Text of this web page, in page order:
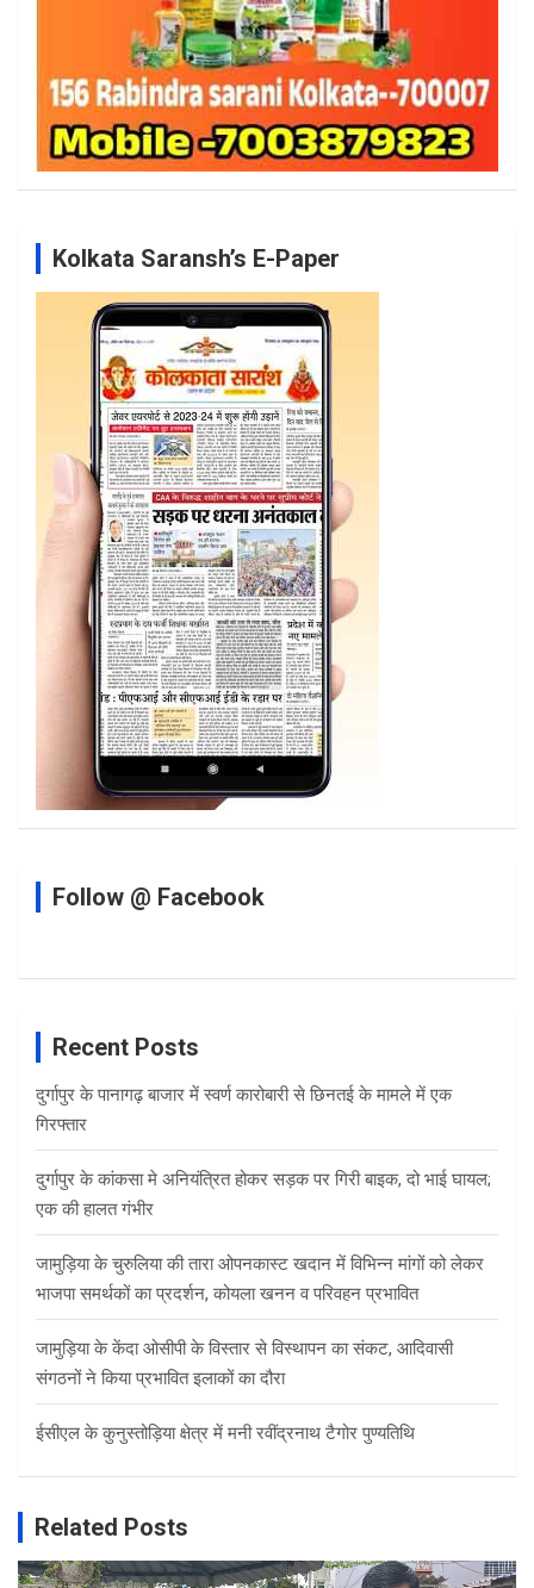
Kolkata Saransh’s E-Paper
Follow @ Facebook
Recent Posts
दुर्गापुर के पानागढ़ बाजार में स्वर्ण कारोबारी से छिनतई के मामले में एक
गिरफ्तार
दुर्गापुर के कांकसा मे अनियंत्रित होकर सड़क पर गिरी बाइक, दो भाई घायल;
एक की हालत गंभीर
जामुड़िया के चुरुलिया की तारा ओपनकास्ट खदान में विभिन्न मांगों को लेकर
भाजपा समर्थकों का प्रदर्शन, कोयला खनन व परिवहन प्रभावित
जामुड़िया के केंदा ओसीपी के विस्तार से विस्थापन का संकट, आदिवासी
संगठनों ने किया प्रभावित इलाकों का दौरा
ईसीएल के कुनुस्तोड़िया क्षेत्र में मनी रवींद्रनाथ टैगोर पुण्यतिथि
Related Posts